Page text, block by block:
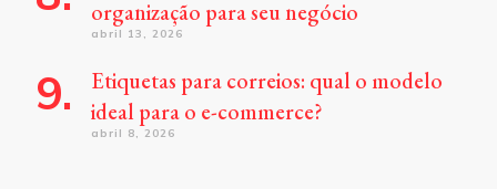
organização para seu negócio
abril 13, 2026
Etiquetas para correios: qual o modelo
ideal para o e-commerce?
abril 8, 2026